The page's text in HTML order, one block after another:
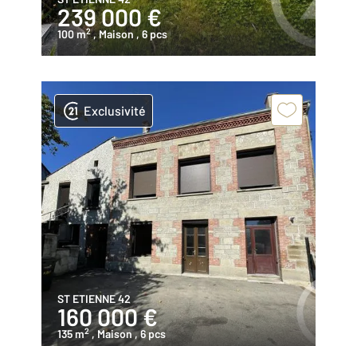
239 000 €
100 m2 , Maison , 6 pcs
Exclusivité
ST ETIENNE 42
160 000 €
135 m2 , Maison , 6 pcs